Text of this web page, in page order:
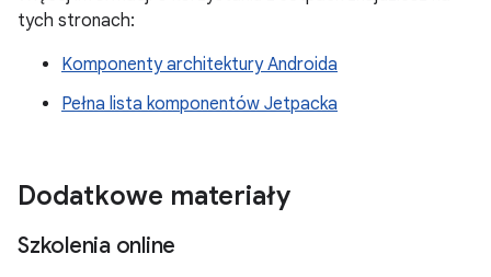
tych stronach:
Komponenty architektury Androida
Pełna lista komponentów Jetpacka
Dodatkowe materiały
Szkolenia online